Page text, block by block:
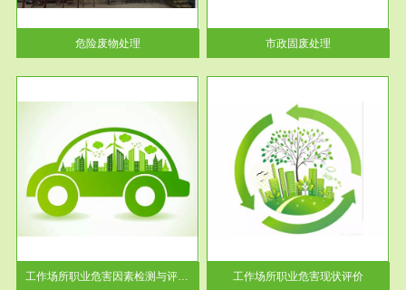
危险废物处理
废物处理业务包括市政废物的处
理处...
市政固废处理
工作场所职业危害因素检测与评价...
服务范围
工作场所职业危害现状评价
【现状评价意义】：具体因素---
-通过质谱分析等多种手段明确
工作场...
工作场所职业危害现状评价